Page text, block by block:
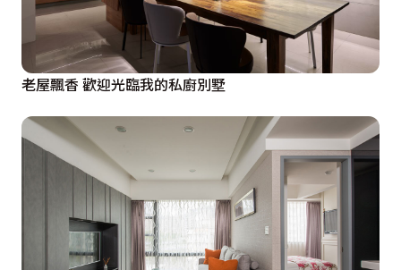
老屋飄香 歡迎光臨我的私廚別墅